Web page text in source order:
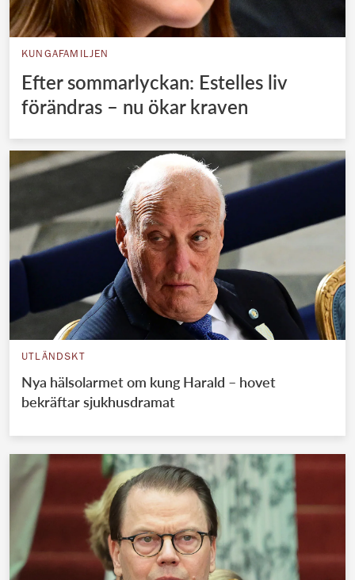
KUNGAFAMILJEN
Efter sommarlyckan: Estelles liv
förändras – nu ökar kraven
UTLÄNDSKT
Nya hälsolarmet om kung Harald – hovet
bekräftar sjukhusdramat